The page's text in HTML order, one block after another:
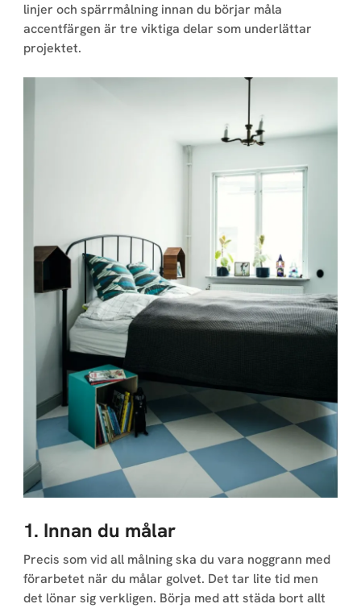
linjer och spärrmålning innan du börjar måla
accentfärgen är tre viktiga delar som underlättar
projektet.
1. Innan du målar
Precis som vid all målning ska du vara noggrann med
förarbetet när du målar golvet. Det tar lite tid men
det lönar sig verkligen. Börja med att städa bort allt